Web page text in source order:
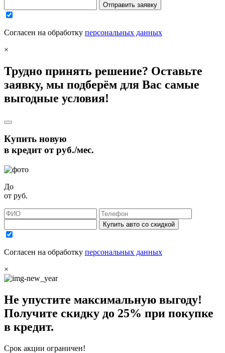
Отправить заявку
Согласен на обработку персональных данных
×
Трудно принять решение? Оставьте
заявку, мы подберём для Вас самые
выгодные условия!
Купить новую
в кредит отруб./мес.
До
от руб.
Купить авто со скидкой
Согласен на обработку персональных данных
×
Не упустите максимальную выгоду!
Получите скидку до 25% при покупке
в кредит.
Срок акции ограничен!